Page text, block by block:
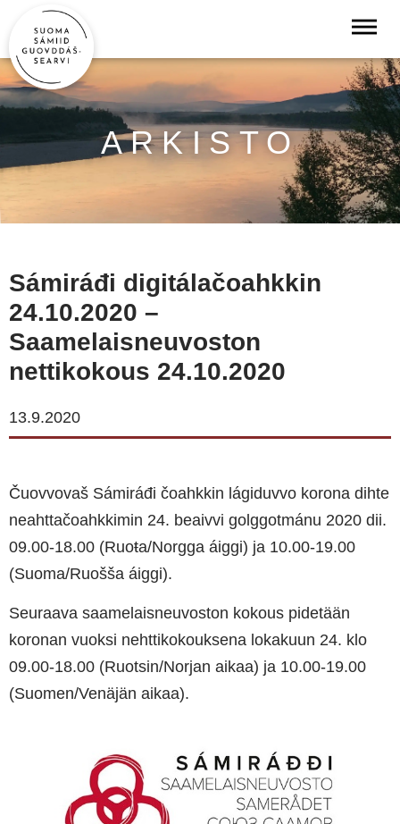
ARKISTO
Sámiráđi digitálačoahkkin
24.10.2020 –
Saamelaisneuvoston
nettikokous 24.10.2020
13.9.2020
Čuovvovaš Sámiráđi čoahkkin lágiduvvo korona dihte
neahttačoahkkimin 24. beaivvi golggotmánu 2020 dii.
09.00-18.00 (Ruoŧa/Norgga áiggi) ja 10.00-19.00
(Suoma/Ruošša áiggi).
Seuraava saamelaisneuvoston kokous pidetään
koronan vuoksi nehttikokouksena lokakuun 24. klo
09.00-18.00 (Ruotsin/Norjan aikaa) ja 10.00-19.00
(Suomen/Venäjän aikaa).